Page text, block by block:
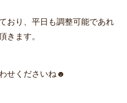
おり、平日も調整可能であれ
きます。
せくださいね☻